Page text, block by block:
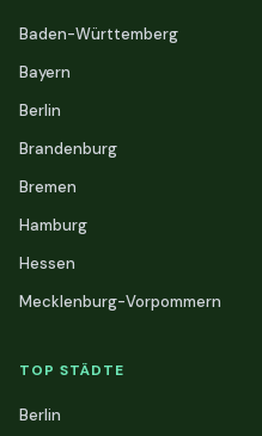
Baden-Württemberg
Bayern
Berlin
Brandenburg
Bremen
Hamburg
Hessen
Mecklenburg-Vorpommern
TOP STÄDTE
Berlin